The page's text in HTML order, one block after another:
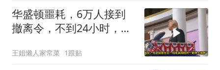
华盛顿噩耗，6万人接到
撤离令，不到24小时，特
王姐懒人家常菜 1跟贴